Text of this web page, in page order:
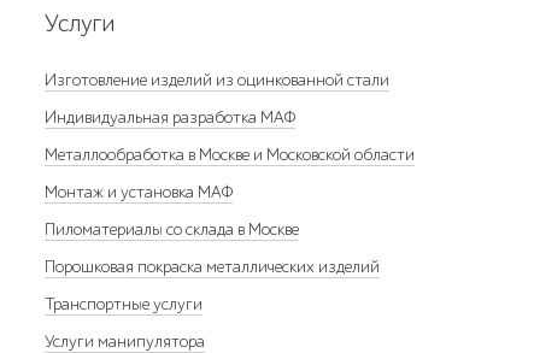
Услуги
Изготовление изделий из оцинкованной стали
Индивидуальная разработка МАФ
Металлообработка в Москве и Московской области
Монтаж и установка МАФ
Пиломатериалы со склада в Москве
Порошковая покраска металлических изделий
Транспортные услуги
Услуги манипулятора